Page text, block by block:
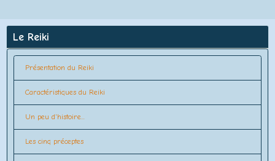
Le Reiki
Présentation du Reiki
Caractéristiques du Reiki
Un peu d'histoire...
Les cinq préceptes